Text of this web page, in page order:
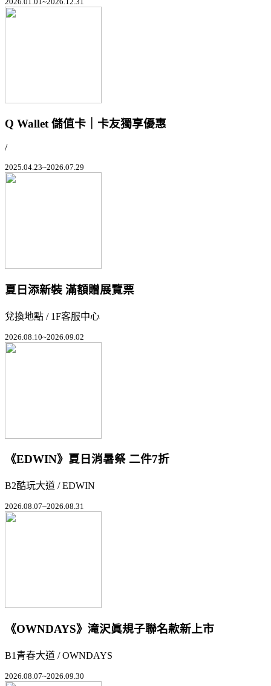
Q Wallet 儲值卡｜卡友獨享優惠
/
2025.04.23~2026.07.29
夏日添新裝 滿額贈展覽票
兌換地點 / 1F客服中心
2026.08.10~2026.09.02
《EDWIN》夏日消暑祭 二件7折
B2酷玩大道 / EDWIN
2026.08.07~2026.08.31
《OWNDAYS》滝沢眞規子聯名款新上市
B1青春大道 / OWNDAYS
2026.08.07~2026.09.30